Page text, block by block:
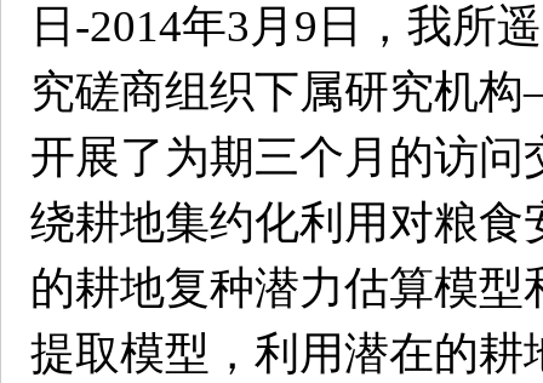
日-2014年3月9日，我所
究磋商组织下属研究机
开展了为期三个月的访
绕耕地集约化利用对粮
的耕地复种潜力估算模
提取模型，利用潜在的